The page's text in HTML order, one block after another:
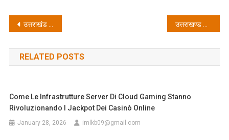
Post
navigation
उत्तराखंड बनेगा जल प्रबंधन का मॉडल राज्य: मुख्यमंत्री पुष्कर सिंह धामी
RELATED POSTS
Come Le Infrastrutture Server Di Cloud Gaming Stanno
Rivoluzionando I Jackpot Dei Casinò Online
January 28, 2026 imlkb09@gmail.com